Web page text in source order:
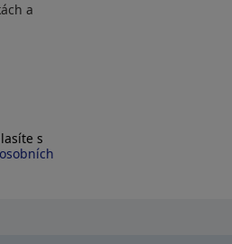
a
s